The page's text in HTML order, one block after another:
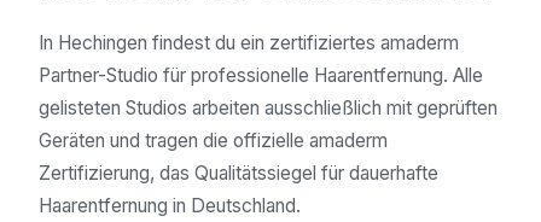
In Hechingen findest du ein zertifiziertes amaderm
Partner-Studio für professionelle Haarentfernung. Alle
gelisteten Studios arbeiten ausschließlich mit geprüften
Geräten und tragen die offizielle amaderm
Zertifizierung, das Qualitätssiegel für dauerhafte
Haarentfernung in Deutschland.